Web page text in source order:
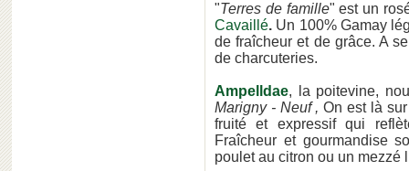
"Terres de famille" est un
Cavaillé. Un 100% Gamay
de fraîcheur et de grâce. A
de charcuteries.
Ampelldae, la poitevine,
Marigny - Neuf ,On est là
fruité et expressif qui
Fraîcheur et gourmandise
poulet au citron ou un mezzé